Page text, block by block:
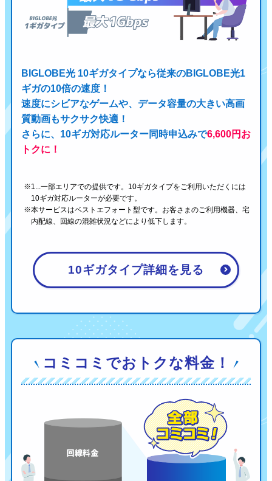
BIGLOBE光 10ギガタイプなら従来のBIGLOBE光1
ギガの10倍の速度！
速度にシビアなゲームや、データ容量の大きい高画
質動画もサクサク快適！
さらに、10ギガ対応ルーター同時申込みで6,600円お
トクに！
1...一部エリアでの提供です。10ギガタイプをご利用いただくには
10ギガ対応ルーターが必要です。
本サービスはベストエフォート型です。お客さまのご利用機器、宅
内配線、回線の混雑状況などにより低下します。
10ギガタイプ詳細を見る
コミコミでおトクな料金！